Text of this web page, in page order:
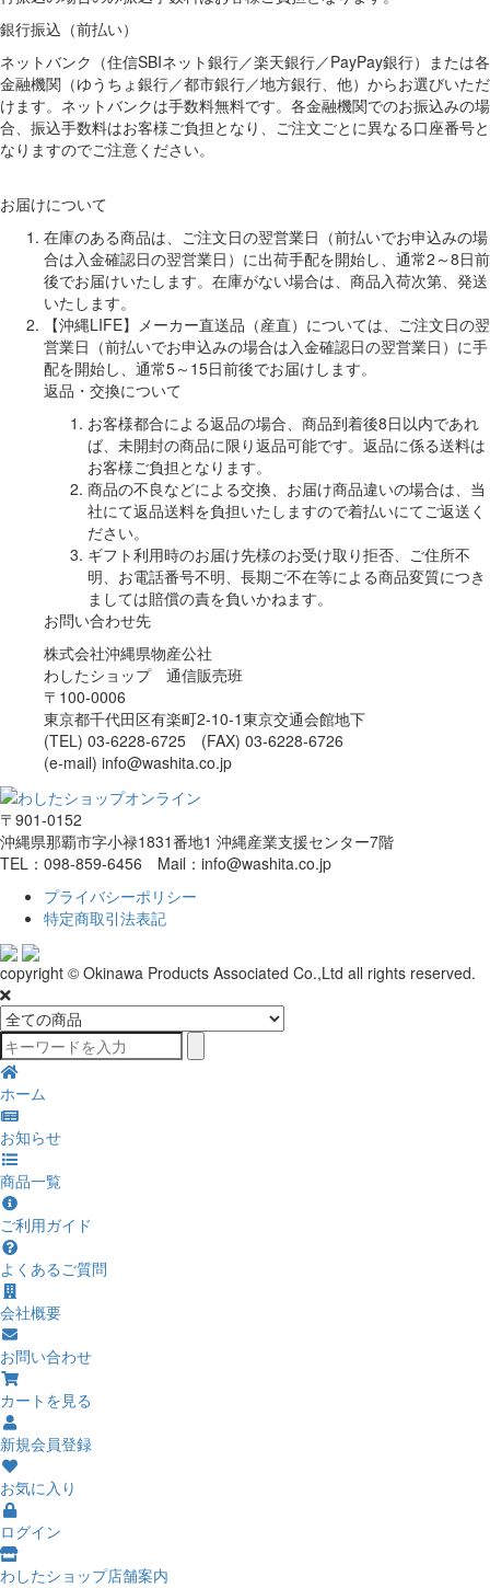
銀行振込（前払い）
ネットバンク（住信SBIネット銀行／楽天銀行／PayPay銀行）または各
金融機関（ゆうちょ銀行／都市銀行／地方銀行、他）からお選びいただ
けます。ネットバンクは手数料無料です。各金融機関でのお振込みの場
合、振込手数料はお客様ご負担となり、ご注文ごとに異なる口座番号と
なりますのでご注意ください。
お届けについて
在庫のある商品は、ご注文日の翌営業日（前払いでお申込みの場
合は入金確認日の翌営業日）に出荷手配を開始し、通常2～8日前
後でお届けいたします。在庫がない場合は、商品入荷次第、発送
いたします。
【沖縄LIFE】メーカー直送品（産直）については、ご注文日の翌
営業日（前払いでお申込みの場合は入金確認日の翌営業日）に手
配を開始し、通常5～15日前後でお届けします。
返品・交換について
お客様都合による返品の場合、商品到着後8日以内であれ
ば、未開封の商品に限り返品可能です。返品に係る送料は
お客様ご負担となります。
商品の不良などによる交換、お届け商品違いの場合は、当
社にて返品送料を負担いたしますので着払いにてご返送く
ださい。
ギフト利用時のお届け先様のお受け取り拒否、ご住所不
明、お電話番号不明、長期ご不在等による商品変質につき
ましては賠償の責を負いかねます。
お問い合わせ先
株式会社沖縄県物産公社
わしたショップ 通信販売班
〒100-0006
東京都千代田区有楽町2-10-1東京交通会館地下
(TEL) 03-6228-6725 (FAX) 03-6228-6726
(e-mail) info@washita.co.jp
〒901-0152
沖縄県那覇市字小禄1831番地1 沖縄産業支援センター7階
TEL：098-859-6456 Mail：info@washita.co.jp
プライバシーポリシー
特定商取引法表記
copyright © Okinawa Products Associated Co.,Ltd all rights reserved.
ホーム
お知らせ
商品一覧
ご利用ガイド
よくあるご質問
会社概要
お問い合わせ
カートを見る
新規会員登録
お気に入り
ログイン
わしたショップ店舗案内